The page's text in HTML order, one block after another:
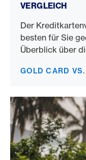
VERGLEICH
Der
besten für Sie
Überblick über
GOLD CARD